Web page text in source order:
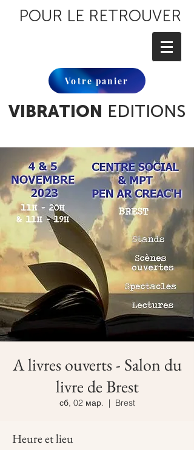
POUR LE RETROUVER
Votre panier
VIBRATION EDITIONS
A livres ouverts - Salon du
livre de Brest
сб, 02 мар.
  |
Brest
Heure et lieu